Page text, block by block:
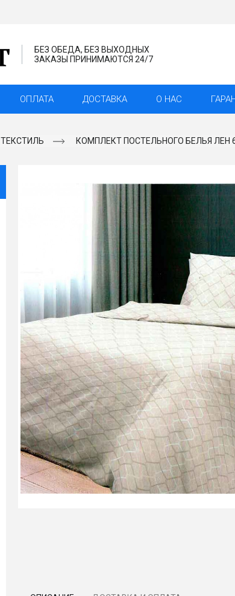
БЕЗ ОБЕДА, БЕЗ ВЫХОДНЫХ
ЗАКАЗЫ ПРИНИМАЮТСЯ 24/7
ОПЛАТА ДОСТАВКА О НАС
ТЕКСТИЛЬ КОМПЛЕКТ ПОСТЕЛЬНОГО БЕЛЬЯ ЛЕН